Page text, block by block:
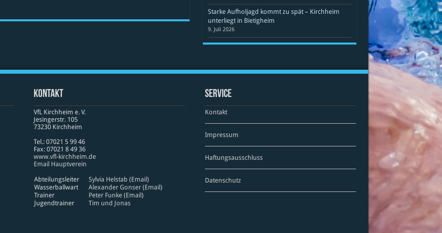
Starke Aufholjagd kommt zu spät – Kirchheim
unterliegt in Bietigheim
9. Juli 2026
Kontakt
VfL Kirchheim e. V.
Jesinger­str. 105
73230 Kirch­heim
Tel.: 07021 5 99 46
Fax: 07021 8 49 36
www​.vfl​-kirch​heim​.de
Email Hauptverein
Abteilungsleiter
Sylvia Helstab (Email)
Wasserballwart
Alexander Gonser (Email)
Trainer
Peter Funke (Email)
Jugendtrainer
Tim und Jonas
Service
Kontakt
Impressum
Haftungsausschluss
Datenschutz